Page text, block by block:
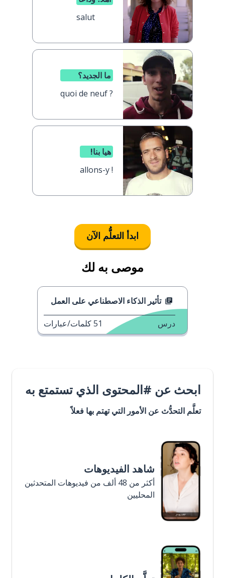
salut
ما الجديد؟
quoi de neuf ?
هيا بنا!
allons-y !
ابدأ التعلُّم الآن
موصى به لك
تأثير الذكاء الاصطناعي على العمل
درس 51كلمات/عبارات
ابحث عن #المحتوى الذي تستمتع به
تعلَّم التحدُّث عن الأمور التي تهتم بها فعلاً
شاهد الفيديوهات
أكثر من 48 ألف من فيديوهات المتحدثين
المحليين